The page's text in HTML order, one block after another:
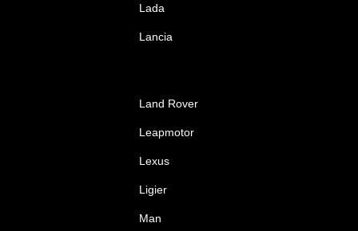
Lada
Lancia
Land Rover
Leapmotor
Lexus
Ligier
Man